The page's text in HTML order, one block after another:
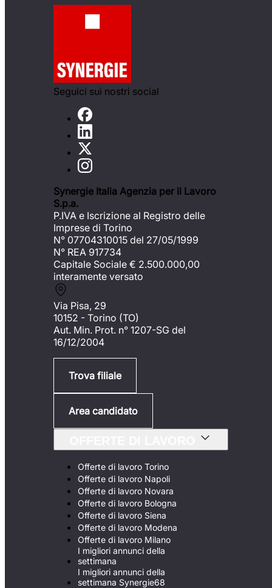
Seguici sui nostri social
Synergie Italia Agenzia per il Lavoro
S.p.a.
P.IVA e Iscrizione al Registro delle
Imprese di Torino
N° 07704310015 del 27/05/1999
N° REA 917734
Capitale Sociale € 2.500.000,00
interamente versato
Via Pisa, 29
10152 - Torino (TO)
Aut. Min. Prot. n° 1207-SG del
16/12/2004
Trova filiale
Area candidato
Offerte di lavoro Torino
Offerte di lavoro Napoli
Offerte di lavoro Novara
Offerte di lavoro Bologna
Offerte di lavoro Siena
Offerte di lavoro Modena
Offerte di lavoro Milano
I migliori annunci della
settimana
I migliori annunci della
settimana Synergie68